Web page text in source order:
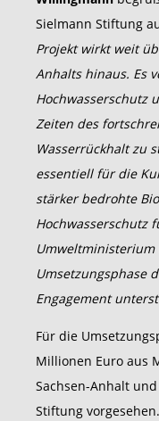
Sielmann Stiftung
Projekt wirkt weit
Anhalts hinaus. Es
Hochwasserschutz
Zeiten des
Wasserrückhalt zu
essentiell für die
stärker bedrohte
Hochwasserschutz
Umsetzungsphase
Engagement
Für die
Millionen Euro aus
Sachsen-Anhalt
Stiftung